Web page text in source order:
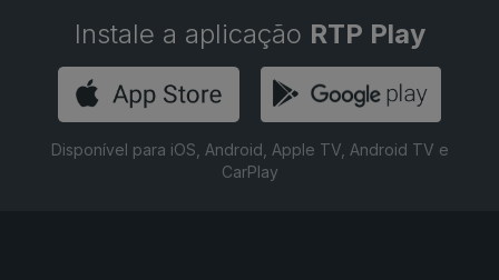
Instale a aplicação RTP Play
Disponível para iOS, Android, Apple TV, Android TV e
CarPlay